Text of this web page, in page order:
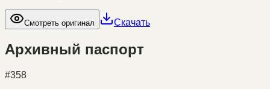
Смотреть оригинал Скачать
Архивный паспорт
#358